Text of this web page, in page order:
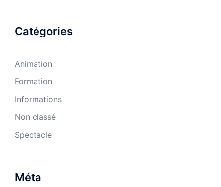
Catégories
Animation
Formation
Informations
Non classé
Spectacle
Méta